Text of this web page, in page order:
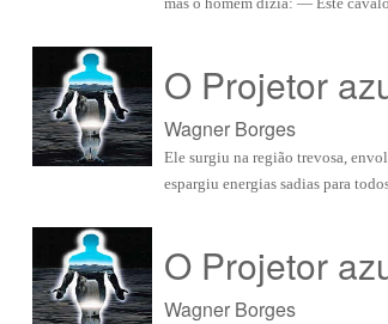
O Projetor
Wagner Borges
Ele surgiu na região trevosa,
espargiu energias sadias para
O Projetor
Wagner Borges